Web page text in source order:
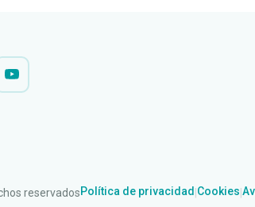
reservadosPolítica de privacidad Cookies |